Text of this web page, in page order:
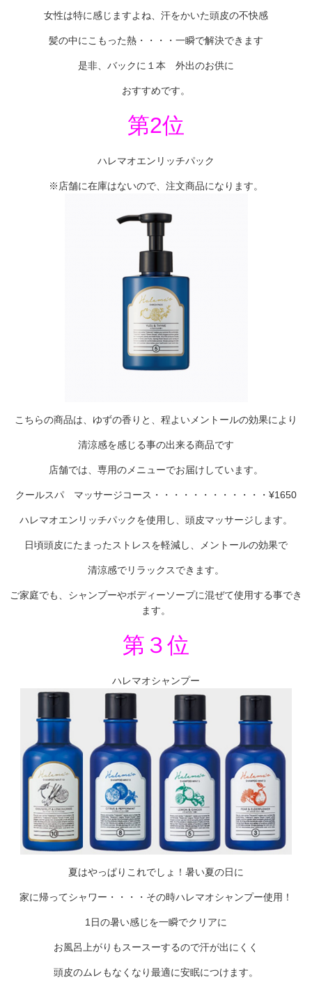
女性は特に感じますよね、汗をかいた頭皮の不快感
髪の中にこもった熱・・・・一瞬で解決できます
是非、バックに１本 外出のお供に
おすすめです。
第2位
ハレマオエンリッチパック
※店舗に在庫はないので、注文商品になります。
こちらの商品は、ゆずの香りと、程よいメントールの効果により
清涼感を感じる事の出来る商品です
店舗では、専用のメニューでお届けしています。
クールスパ マッサージコース・・・・・・・・・・・・¥1650
ハレマオエンリッチパックを使用し、頭皮マッサージします。
日頃頭皮にたまったストレスを軽減し、メントールの効果で
清涼感でリラックスできます。
ご家庭でも、シャンプーやボディーソープに混ぜて使用する事でき
ます。
第３位
ハレマオシャンプー
夏はやっぱりこれでしょ！暑い夏の日に
家に帰ってシャワー・・・・その時ハレマオシャンプー使用！
1日の暑い感じを一瞬でクリアに
お風呂上がりもスースーするので汗が出にくく
頭皮のムレもなくなり最適に安眠につけます。